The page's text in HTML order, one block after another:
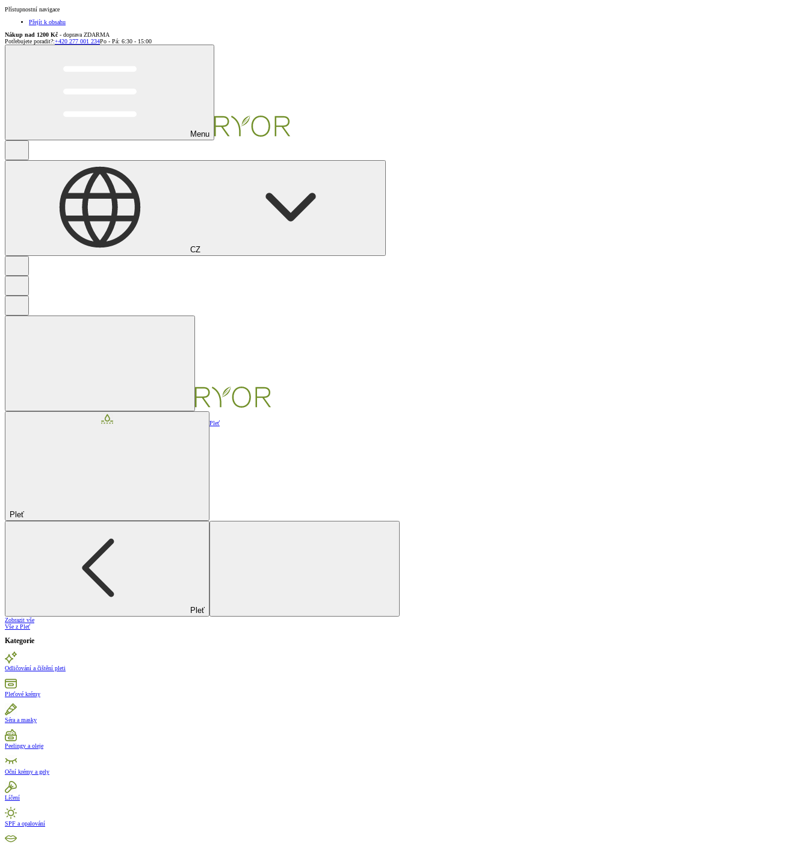
Přístupnostní navigace
Přejít k obsahu
Nákup nad 1200 Kč - doprava ZDARMA
Potřebujete poradit?:+420 277 001 234Po - Pá: 6:30 - 15:00
Menu
CZ
Pleť
Pleť
Pleť
Zobrazit vše
Vše z Pleť
Kategorie
Odličování a čištění pleti
Pleťové krémy
Séra a masky
Peelingy a oleje
Oční krémy a gely
Líčení
SPF a opalování